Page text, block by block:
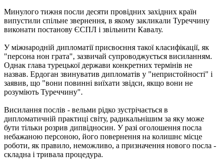
Минулого тижня посли десяти провідних західних країн
випустили спільне звернення, в якому закликали Туреччину
виконати постанову ЄСПЛ і звільнити Кавалу.
У міжнародній дипломатії присвоєння такої класифікації, як
"персона нон грата", зазвичай супроводжується висиланням.
Однак глава турецької держави конкретних термінів не
назвав. Ердоган звинуватив дипломатів у "непристойності" і
заявив, що "вони повинні виїхати звідси, якщо вони не
розуміють Туреччину".
Висилання послів - вельми рідко зустрічається в
дипломатичній практиці світу, радикальнішим за яку може
бути тільки розрив дипвідносин. У разі оголошення посла
небажаною персоною, його повернення на колишнє місце
роботи, як правило, неможливо, а призначення нового посла -
складна і тривала процедура.